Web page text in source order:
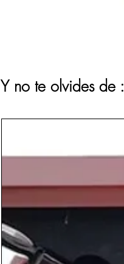
Y no te olvides de :